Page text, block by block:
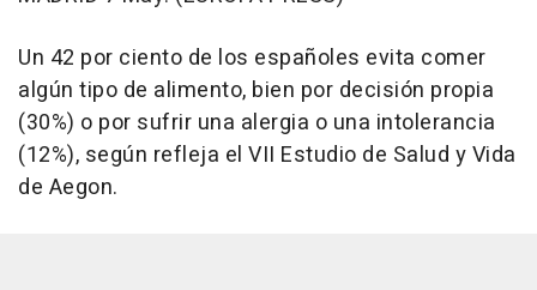
Un 42 por ciento de los españoles evita comer
algún tipo de alimento, bien por decisión propia
(30%) o por sufrir una alergia o una intolerancia
(12%), según refleja el VII Estudio de Salud y Vida
de Aegon.